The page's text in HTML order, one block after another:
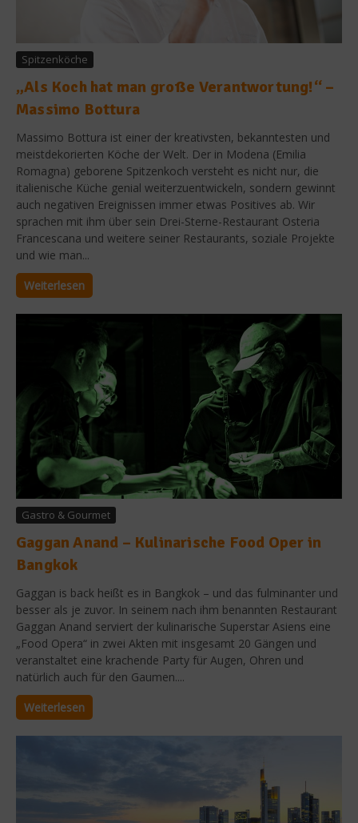
Spitzenköche
„Als Koch hat man große Verantwortung!“ –
Massimo Bottura
Massimo Bottura ist einer der kreativsten, bekanntesten und
meistdekorierten Köche der Welt. Der in Modena (Emilia
Romagna) geborene Spitzenkoch versteht es nicht nur, die
italienische Küche genial weiterzuentwickeln, sondern gewinnt
auch negativen Ereignissen immer etwas Positives ab. Wir
sprachen mit ihm über sein Drei-Sterne-Restaurant Osteria
Francescana und weitere seiner Restaurants, soziale Projekte
und wie man...
Weiterlesen
Gastro & Gourmet
Gaggan Anand – Kulinarische Food Oper in
Bangkok
Gaggan is back heißt es in Bangkok – und das fulminanter und
besser als je zuvor. In seinem nach ihm benannten Restaurant
Gaggan Anand serviert der kulinarische Superstar Asiens eine
„Food Opera“ in zwei Akten mit insgesamt 20 Gängen und
veranstaltet eine krachende Party für Augen, Ohren und
natürlich auch für den Gaumen....
Weiterlesen